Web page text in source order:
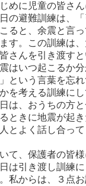
めに児童の皆さ
の避難訓練は、「
ると、余震と言
す。この訓練は
さんを引き渡す
はいつ起こるか分
という言葉を忘
を考える訓練に
は、おうちの方と
ときに地震が起
とよく話し合っ
て、保護者の皆
は引き渡し訓練に
私からは、３点